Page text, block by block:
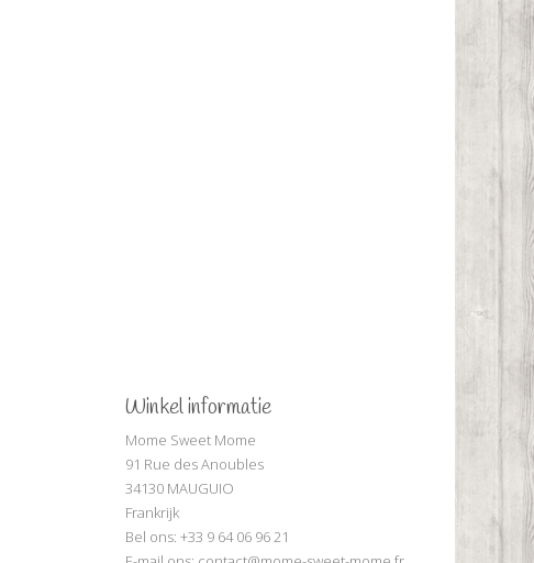
Winkel informatie
Mome Sweet Mome
91 Rue des Anoubles
34130 MAUGUIO
Frankrijk
Bel ons: +33 9 64 06 96 21